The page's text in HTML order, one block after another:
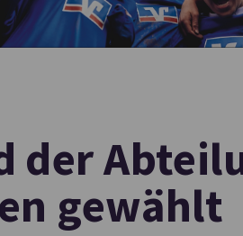
der
gewählt